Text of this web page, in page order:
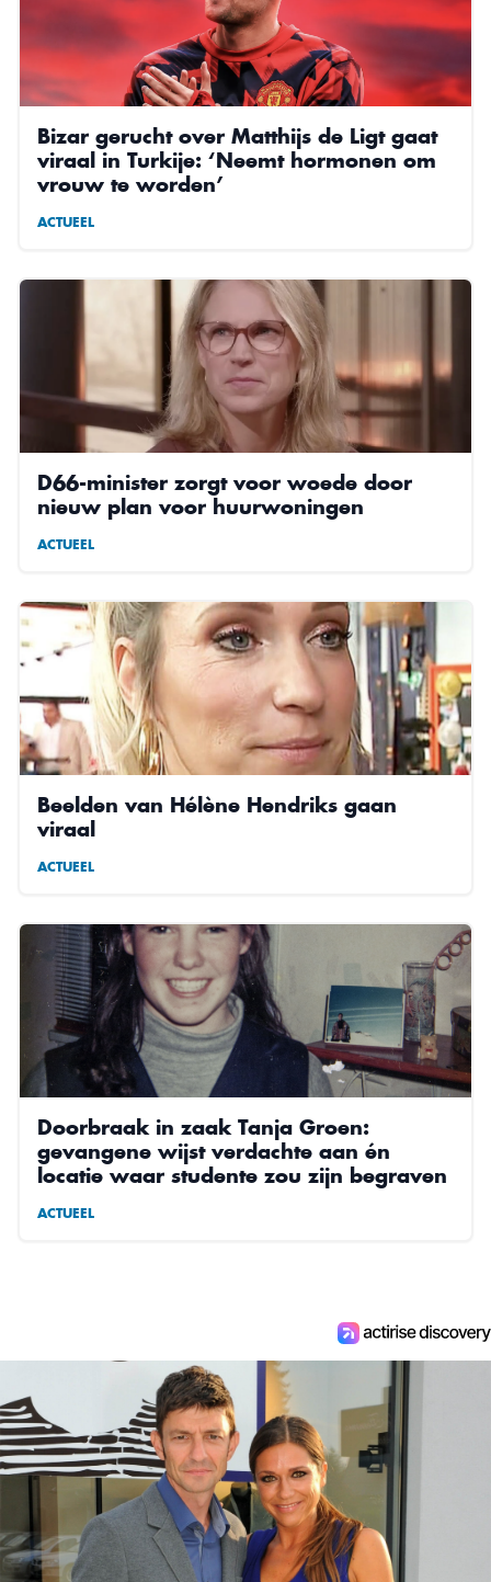
Bizar gerucht over Matthijs de Ligt gaat
viraal in Turkije: ‘Neemt hormonen om
vrouw te worden’
ACTUEEL
D66-minister zorgt voor woede door
nieuw plan voor huurwoningen
ACTUEEL
Beelden van Hélène Hendriks gaan
viraal
ACTUEEL
Doorbraak in zaak Tanja Groen:
gevangene wijst verdachte aan én
locatie waar studente zou zijn begraven
ACTUEEL